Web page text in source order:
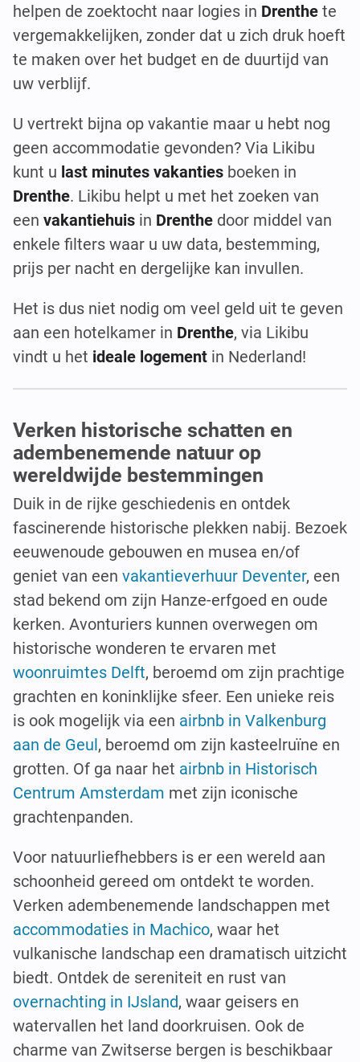
helpen de zoektocht naar logies in Drenthe te
vergemakkelijken, zonder dat u zich druk hoeft
te maken over het budget en de duurtijd van
uw verblijf.
U vertrekt bijna op vakantie maar u hebt nog
geen accommodatie gevonden? Via Likibu
kunt u last minutes vakanties boeken in
Drenthe. Likibu helpt u met het zoeken van
een vakantiehuis in Drenthe door middel van
enkele filters waar u uw data, bestemming,
prijs per nacht en dergelijke kan invullen.
Het is dus niet nodig om veel geld uit te geven
aan een hotelkamer in Drenthe, via Likibu
vindt u het ideale logement in Nederland!
Verken historische schatten en
adembenemende natuur op
wereldwijde bestemmingen
Duik in de rijke geschiedenis en ontdek
fascinerende historische plekken nabij. Bezoek
eeuwenoude gebouwen en musea en/of
geniet van een vakantieverhuur Deventer, een
stad bekend om zijn Hanze-erfgoed en oude
kerken. Avonturiers kunnen overwegen om
historische wonderen te ervaren met
woonruimtes Delft, beroemd om zijn prachtige
grachten en koninklijke sfeer. Een unieke reis
is ook mogelijk via een airbnb in Valkenburg
aan de Geul, beroemd om zijn kasteelruïne en
grotten. Of ga naar het airbnb in Historisch
Centrum Amsterdam met zijn iconische
grachtenpanden.
Voor natuurliefhebbers is er een wereld aan
schoonheid gereed om ontdekt te worden.
Verken adembenemende landschappen met
accommodaties in Machico, waar het
vulkanische landschap een dramatisch uitzicht
biedt. Ontdek de sereniteit en rust van
overnachting in IJsland, waar geisers en
watervallen het land doorkruisen. Ook de
charme van Zwitserse bergen is beschikbaar